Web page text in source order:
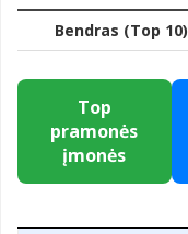
Bendras (Top 10)
Top
pramonės
įmonės